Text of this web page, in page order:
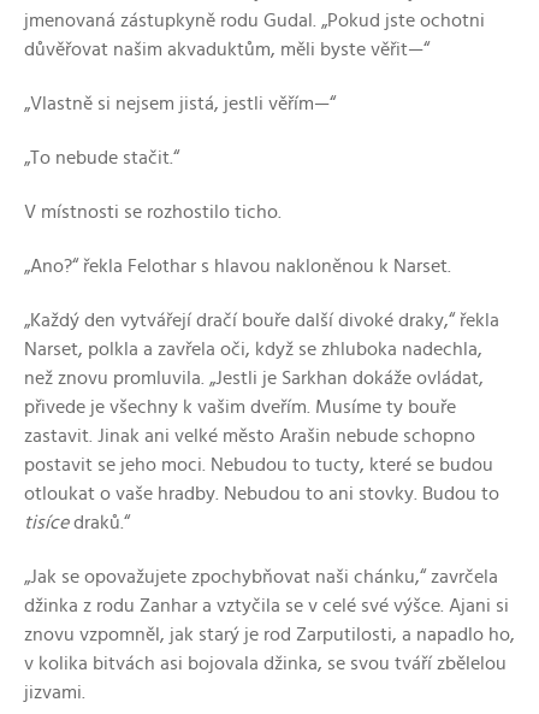
jmenovaná zástupkyně rodu Gudal. „Pokud jste ochotni
důvěřovat našim akvaduktům, měli byste věřit—“
„Vlastně si nejsem jistá, jestli věřím—“
„To nebude stačit.“
V místnosti se rozhostilo ticho.
„Ano?“ řekla Felothar s hlavou nakloněnou k Narset.
„Každý den vytvářejí dračí bouře další divoké draky,“ řekla
Narset, polkla a zavřela oči, když se zhluboka nadechla,
než znovu promluvila. „Jestli je Sarkhan dokáže ovládat,
přivede je všechny k vašim dveřím. Musíme ty bouře
zastavit. Jinak ani velké město Arašin nebude schopno
postavit se jeho moci. Nebudou to tucty, které se budou
otloukat o vaše hradby. Nebudou to ani stovky. Budou to
tisícedraků.“
„Jak se opovažujete zpochybňovat naši chánku,“ zavrčela
džinka z rodu Zanhar a vztyčila se v celé své výšce. Ajani si
znovu vzpomněl, jak starý je rod Zarputilosti, a napadlo ho,
v kolika bitvách asi bojovala džinka, se svou tváří zbělelou
jizvami.